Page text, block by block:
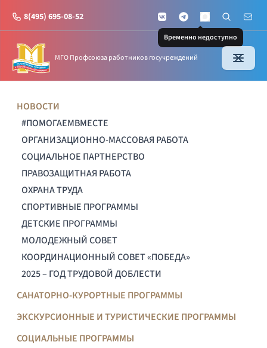
8(495) 695-08-52 VKontakteTelegramMAX
Временно недоступно
Поиск по
Почта
МГО Профсоюза работников госучреждений
НОВОСТИ
#ПОМОГАЕМВМЕСТЕ
ОРГАНИЗАЦИОННО-МАССОВАЯ РАБОТА
СОЦИАЛЬНОЕ ПАРТНЕРСТВО
ПРАВОЗАЩИТНАЯ РАБОТА
ОХРАНА ТРУДА
СПОРТИВНЫЕ ПРОГРАММЫ
ДЕТСКИЕ ПРОГРАММЫ
МОЛОДЕЖНЫЙ СОВЕТ
КООРДИНАЦИОННЫЙ СОВЕТ «ПОБЕДА»
2025 – ГОД ТРУДОВОЙ ДОБЛЕСТИ
САНАТОРНО-КУРОРТНЫЕ ПРОГРАММЫ
ЭКСКУРСИОННЫЕ И ТУРИСТИЧЕСКИЕ ПРОГРАММЫ
СОЦИАЛЬНЫЕ ПРОГРАММЫ